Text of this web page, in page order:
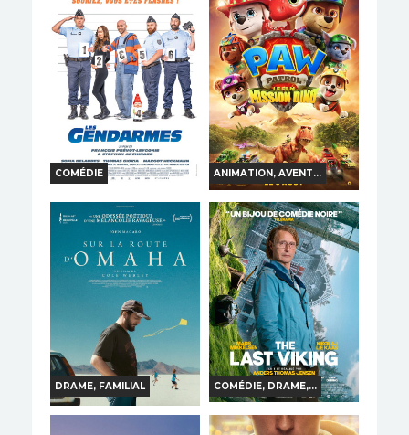
COMÉDIE
LES GENDARMES
Horaires et Infos
Bande-annonce
Réservation
TOUT PUBLIC
ANIMATION, AVENT...
LA PAT' PATROUILLE :
LE FILM MISSION DINO
Horaires et Infos
Bande-annonce
Réservation
TOUT PUBLIC
VF
DRAME, FAMILIAL
COMÉDIE, DRAME,...
THE LAST VIKING